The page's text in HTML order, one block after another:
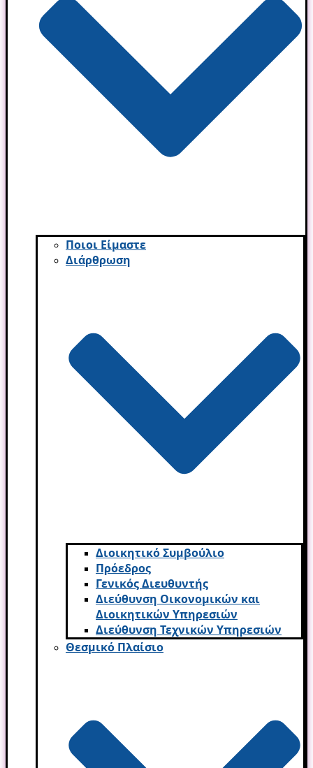
Ποιοι Είμαστε
Διάρθρωση
Διοικητικό Συμβούλιο
Πρόεδρος
Γενικός Διευθυντής
Διεύθυνση Οικονομικών και
Διοικητικών Υπηρεσι­ών
Διεύθυνση Τεχνικών Υπηρεσιών
Θεσμικό Πλαίσιο